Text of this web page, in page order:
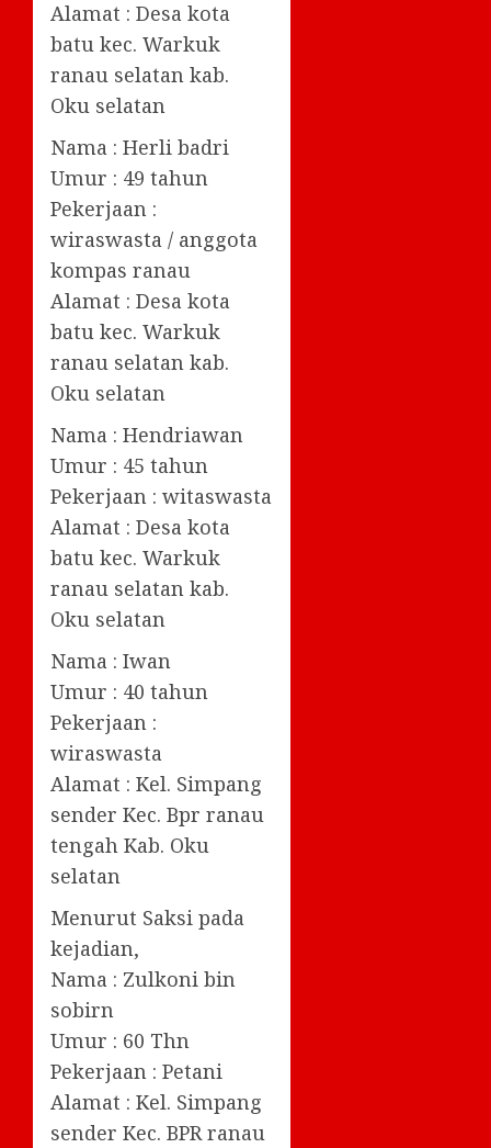
Alamat : Desa kota
batu kec. Warkuk
ranau selatan kab.
Oku selatan
Nama : Herli badri
Umur : 49 tahun
Pekerjaan :
wiraswasta / anggota
kompas ranau
Alamat : Desa kota
batu kec. Warkuk
ranau selatan kab.
Oku selatan
Nama : Hendriawan
Umur : 45 tahun
Pekerjaan : witaswasta
Alamat : Desa kota
batu kec. Warkuk
ranau selatan kab.
Oku selatan
Nama : Iwan
Umur : 40 tahun
Pekerjaan :
wiraswasta
Alamat : Kel. Simpang
sender Kec. Bpr ranau
tengah Kab. Oku
selatan
Menurut Saksi pada
kejadian,
Nama : Zulkoni bin
sobirn
Umur : 60 Thn
Pekerjaan : Petani
Alamat : Kel. Simpang
sender Kec. BPR ranau